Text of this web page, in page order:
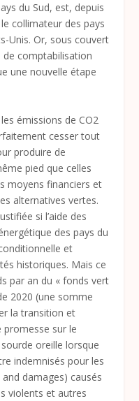
du Sud, est, depuis
collimateur des pays
Unis. Or, sous couvert
de comptabilisation
une nouvelle étape
émissions de CO2
cesser tout
produire de
pied que celles
moyens financiers et
alternatives vertes.
si l’aide des
des pays du
et
historiques. Mais ce
par an du « fonds vert
2020 (une somme
la transition et
promesse sur le
oreille lorsque
indemnisés pour les
damages) causés
violents et autres